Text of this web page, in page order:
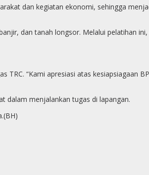
dan kegiatan ekonomi, sehingga
dan tanah longsor. Melalui pelatihan
“Kami apresiasi atas kesiapsiagaan
dalam menjalankan tugas di lapangan.